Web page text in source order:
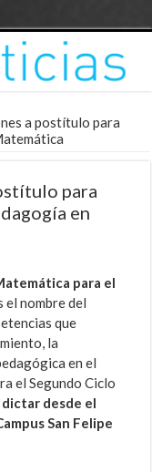
a postítulo para
para
en
para el
el nombre del
que
la
en el
el Segundo Ciclo
dictar desde el
San Felipe